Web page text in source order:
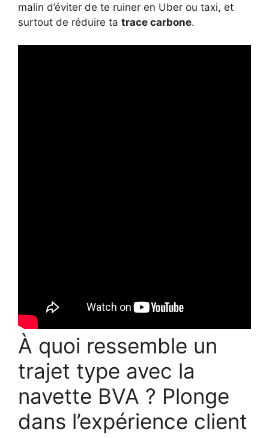
malin d’éviter de te ruiner en Uber ou taxi, et
surtout de réduire ta trace carbone.
À quoi ressemble un
trajet type avec la
navette BVA ? Plonge
dans l’expérience client